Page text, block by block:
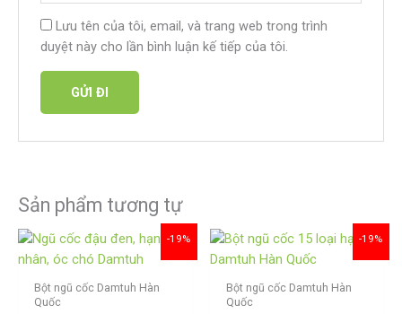
Lưu tên của tôi, email, và trang web trong trình
duyệt này cho lần bình luận kế tiếp của tôi.
Sản phẩm tương tự
-19%
Bột ngũ cốc Damtuh Hàn
Quốc
Giá
là:
350,000₫.
Giá
tại
là:
-19%
Bột ngũ cốc Damtuh Hàn
Quốc
Khoảng